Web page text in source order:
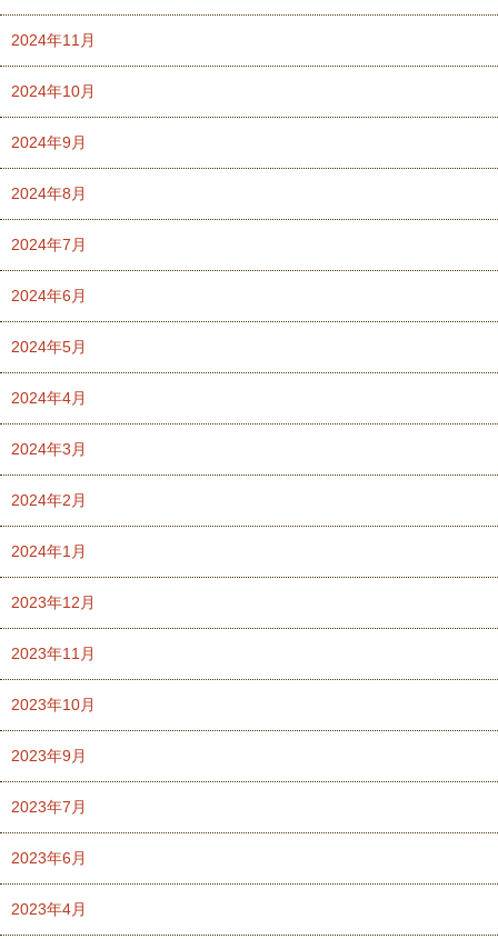
2024年11月
2024年10月
2024年9月
2024年8月
2024年7月
2024年6月
2024年5月
2024年4月
2024年3月
2024年2月
2024年1月
2023年12月
2023年11月
2023年10月
2023年9月
2023年7月
2023年6月
2023年4月